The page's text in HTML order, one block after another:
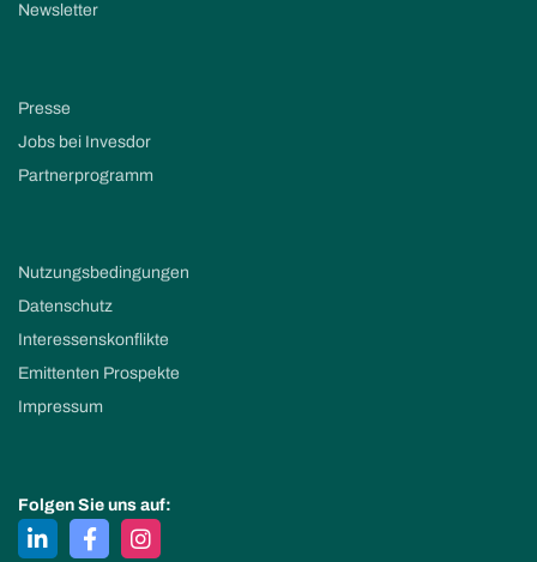
Newsletter
Presse
Jobs bei Invesdor
Partnerprogramm
Nutzungsbedingungen
Datenschutz
Interessenskonflikte
Emittenten Prospekte
Impressum
Folgen Sie uns auf: